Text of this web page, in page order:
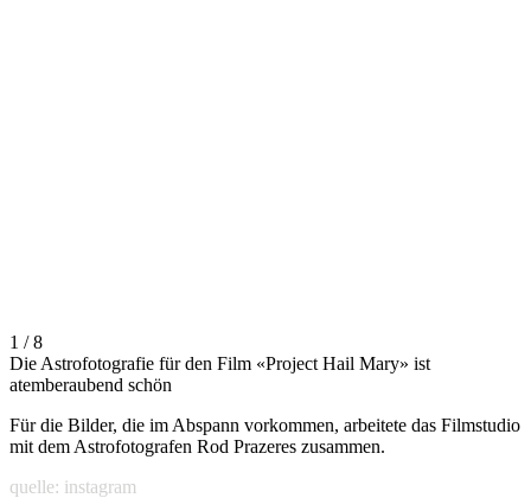
1 / 8
Die Astrofotografie für den Film «Project Hail Mary» ist
atemberaubend schön
Für die Bilder, die im Abspann vorkommen, arbeitete das Filmstudio
mit dem Astrofotografen Rod Prazeres zusammen.
quelle: instagram